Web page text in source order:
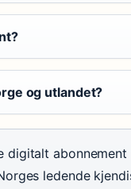
og utlandet?
digitalt
ledende